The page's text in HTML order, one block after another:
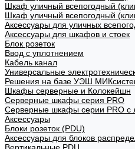
Шкаф уличный всепогодный
Шкаф уличный всепогодный
Аксессуары для уличных
Аксессуары для шкафов и стоек
Блок розеток
Ввод с уплотнением
Кабель канал
Универсальные
Решения на базе УЭШ
Шкафы серверные и Колокейшн
Серверные шкафы серия PRO
Серверные шкафы серии PRO с
Аксессуары
Блоки розеток (PDU)
Аксессуары для блоков